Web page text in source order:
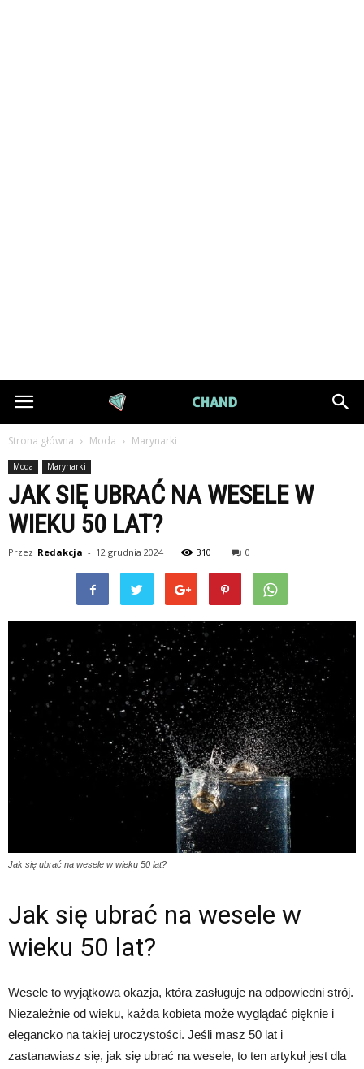
DiamondChand.pl
Strona główna Moda Marynarki
Moda Marynarki
JAK SIĘ UBRAĆ NA WESELE W
WIEKU 50 LAT?
Przez Redakcja - 12 grudnia 2024 310 0
Jak się ubrać na wesele w wieku 50 lat?
Jak się ubrać na wesele w
wieku 50 lat?
Wesele to wyjątkowa okazja, która zasługuje na odpowiedni strój.
Niezależnie od wieku, każda kobieta może wyglądać pięknie i
elegancko na takiej uroczystości. Jeśli masz 50 lat i
zastanawiasz się, jak się ubrać na wesele, to ten artykuł jest dla